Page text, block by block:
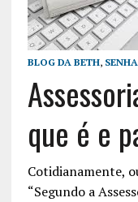
BLOG DA BETH,
que é e
Cotidianamente,
“Segundo a